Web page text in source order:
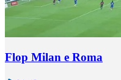
Flop Milan e Roma